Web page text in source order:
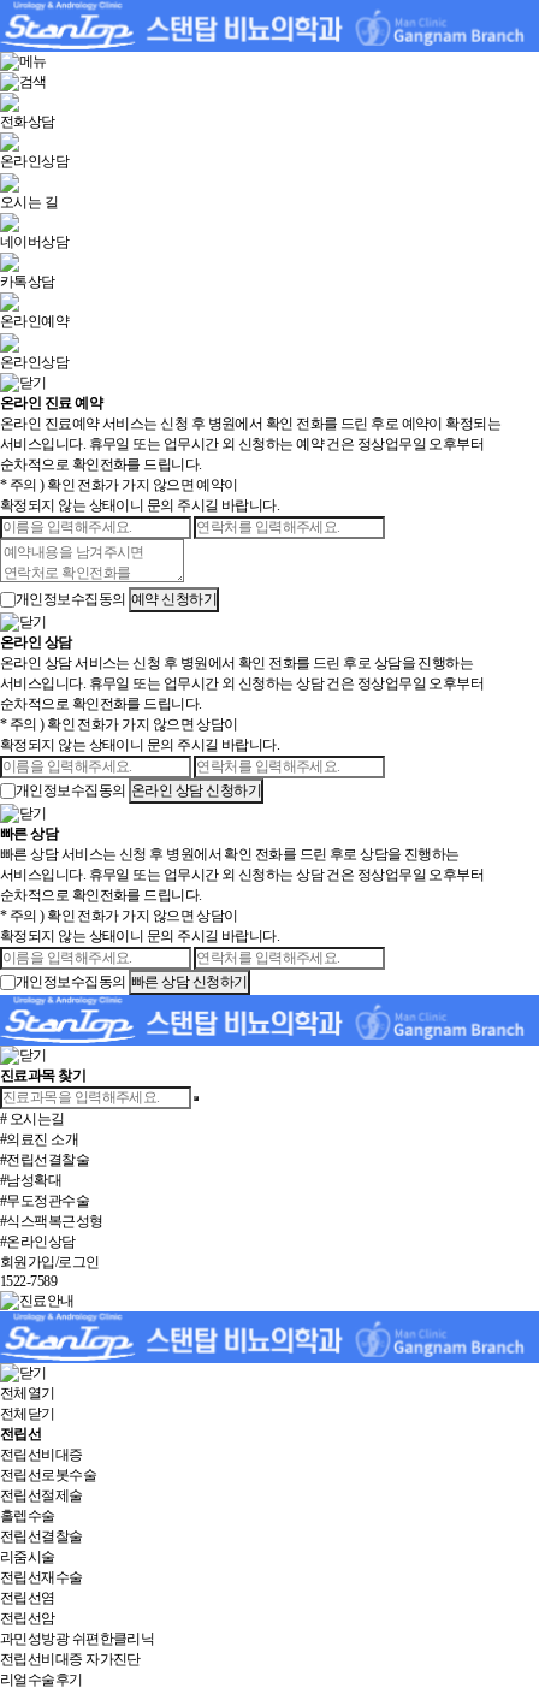
전화상담
온라인상담
오시는 길
네이버상담
카톡상담
온라인예약
온라인상담
온라인 진료 예약
온라인 진료예약 서비스는 신청 후 병원에서 확인 전화를 드린 후로 예약이 확정되는
서비스입니다. 휴무일 또는 업무시간 외 신청하는 예약 건은 정상업무일 오후부터
순차적으로 확인전화를 드립니다.
* 주의 ) 확인 전화가 가지 않으면 예약이
확정되지 않는 상태이니 문의 주시길 바랍니다.
개인정보수집동의
온라인 상담
온라인 상담 서비스는 신청 후 병원에서 확인 전화를 드린 후로 상담을 진행하는
서비스입니다. 휴무일 또는 업무시간 외 신청하는 상담 건은 정상업무일 오후부터
순차적으로 확인전화를 드립니다.
* 주의 ) 확인 전화가 가지 않으면 상담이
확정되지 않는 상태이니 문의 주시길 바랍니다.
개인정보수집동의
빠른 상담
빠른 상담 서비스는 신청 후 병원에서 확인 전화를 드린 후로 상담을 진행하는
서비스입니다. 휴무일 또는 업무시간 외 신청하는 상담 건은 정상업무일 오후부터
순차적으로 확인전화를 드립니다.
* 주의 ) 확인 전화가 가지 않으면 상담이
확정되지 않는 상태이니 문의 주시길 바랍니다.
개인정보수집동의
진료과목 찾기
# 오시는길
#의료진 소개
#전립선결찰술
#남성확대
#무도정관수술
#식스팩복근성형
#온라인상담
회원가입/로그인
1522-7589
전체열기
전체닫기
전립선
전립선비대증
전립선로봇수술
전립선절제술
홀렙수술
전립선결찰술
리줌시술
전립선재수술
전립선염
전립선암
과민성방광 쉬편한클리닉
전립선비대증 자가진단
리얼수술후기